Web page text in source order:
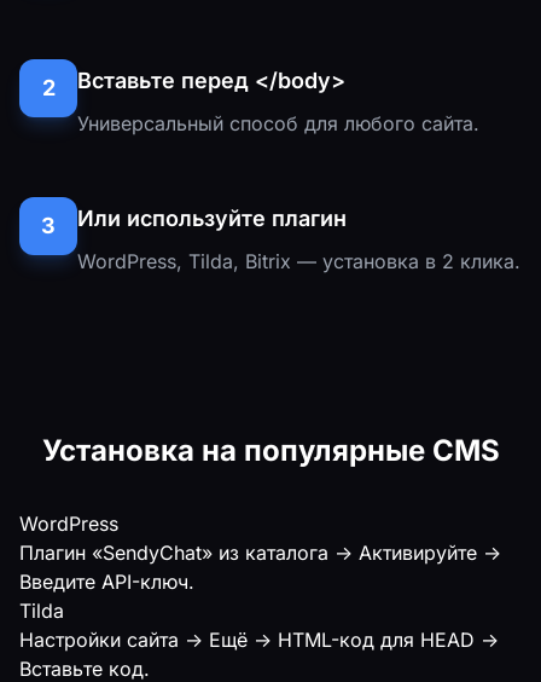
2 Вставьте перед </body>
Универсальный способ для любого сайта.
3 Или используйте плагин
WordPress, Tilda, Bitrix — установка в 2 клика.
Установка на популярные CMS
WordPress
Плагин «SendyChat» из каталога → Активируйте →
Введите API-ключ.
Tilda
Настройки сайта → Ещё → HTML-код для HEAD →
Вставьте код.